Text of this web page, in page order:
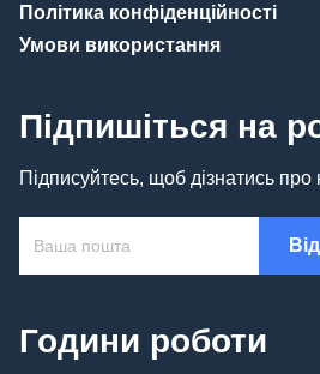
Політика конфіденційності
Умови використання
Підпишіться на
Підписуйтесь, щоб дізнатись про
Години роботи